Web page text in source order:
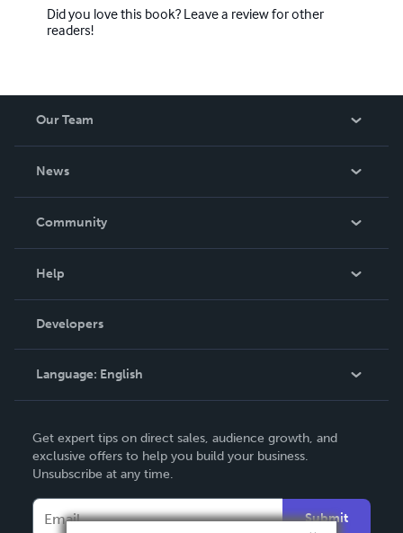
Did you love this book? Leave a review for other
readers!
Our Team
News
In The News
Community
Podcast
Help
Order Lookup
Knowledge Base
Contact Support
Developers
Language: English
Deutsch
Français
Get expert tips on direct sales, audience growth, and
exclusive offers to help you build your business.
Unsubscribe at any time.
Submit